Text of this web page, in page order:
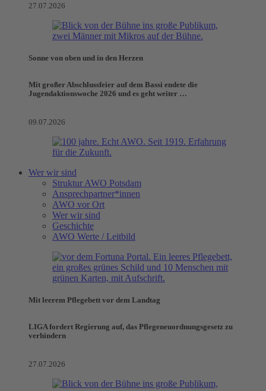
27.07.2026
Sonne von oben und in den Herzen
Mit großer Abschlussfeier auf dem Bassi endete die
Jugendaktionswoche 2026 und es geht weiter …
09.07.2026
Wer wir sind
Struktur AWO Potsdam
Ansprechpartner*innen
AWO vor Ort
Wer wir sind
Geschichte
AWO Werte / Leitbild
Mit leerem Pflegebett vor dem Landtag
LIGA fordert Regierung auf, das Pflegeneuordnungsgesetz zu
verhindern
27.07.2026